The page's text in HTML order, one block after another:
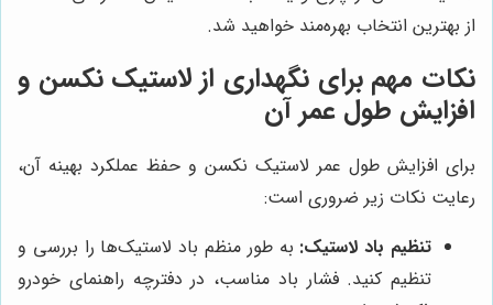
از بهترین انتخاب بهره‌مند خواهید شد.
نکات مهم برای نگهداری از لاستیک نکسن و
افزایش طول عمر آن
برای افزایش طول عمر لاستیک نکسن و حفظ عملکرد بهینه آن،
رعایت نکات زیر ضروری است:
تنظیم باد لاستیک: به طور منظم باد لاستیک‌ها را بررسی و
تنظیم کنید. فشار باد مناسب، در دفترچه راهنمای خودرو